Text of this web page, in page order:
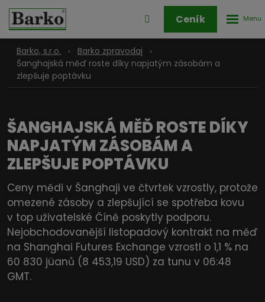
Přihlášení
zóny
Ceník
Barko, s.r.o.
Barko zpravodaj
Šanghajská měď roste díky napjatým zásobám a
zlepšuje poptávku
ŠANGHAJSKÁ MĚĎ ROSTE DÍKY
NAPJATÝM ZÁSOBÁM A
ZLEPŠUJE POPTÁVKU
Ceny mědi v Šanghaji ve čtvrtek vzrostly, protože
omezené zásoby a zlepšující se spotřeba kovu
v top uživatelské Číně poskytly podporu.
Nejobchodovanější listopadový kontrakt na měď
na Shanghai Futures Exchange vzrostl o 1,1 % na
60 830 jüanů (8 453,19 USD) za tunu v 06:48
GMT.